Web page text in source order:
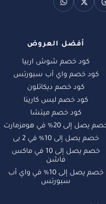
أفضل العروض
كود خصم شوش اربيا
كود خصم واي أب سبورتس
كود خصم ديكاتلون
كود خصم لبس كارينا
كود خصم ميتشا
يصل إلى 20% في هومزمارت
خصم يصل إلى 10% في 2 بى
خصم يصل إلى 10 في ماكس
فاشن
خصم يصل إلى 10% في واي أب
سبورتس